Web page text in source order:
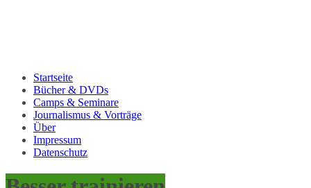
Startseite
Bücher & DVDs
Camps & Seminare
Journalismus & Vorträge
Über
Impressum
Datenschutz